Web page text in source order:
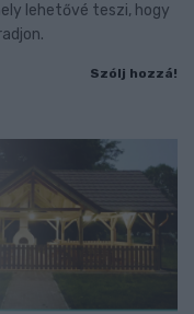
lehetővé teszi, hogy
Szólj hozzá!